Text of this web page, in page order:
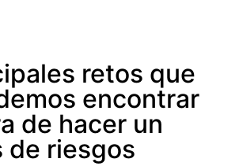
retos que
encontrar
de hacer un
de riesgos